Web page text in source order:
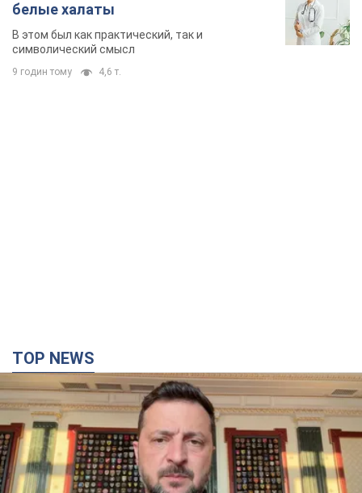
белые халаты
В этом был как практический, так и
символический смысл
9 годин тому 4,6 т.
TOP NEWS